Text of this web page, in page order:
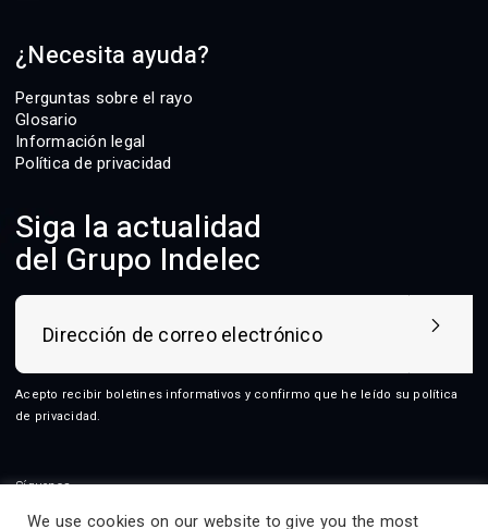
¿Necesita ayuda?
Perguntas sobre el rayo
Glosario
Información legal
Política de privacidad
Siga la actualidad
del Grupo Indelec
Acepto recibir boletines informativos y confirmo que he leído su política
de privacidad .
Síguenos
We use cookies on our website to give you the most